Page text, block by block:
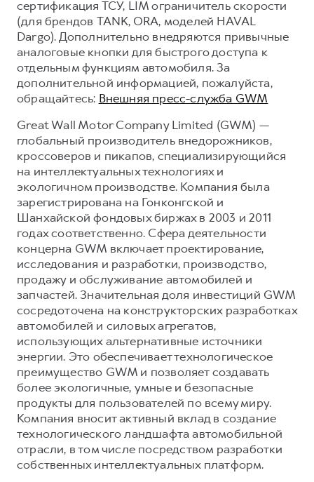
сертификация ТСУ, LIM ограничитель скорости
(для брендов TANK, ORA, моделей HAVAL
Dargo). Дополнительно внедряются привычные
аналоговые кнопки для быстрого доступа к
отдельным функциям автомобиля. За
дополнительной информацией, пожалуйста,
обращайтесь: Внешняя пресс-служба GWM
Great Wall Motor Company Limited (GWM) —
глобальный производитель внедорожников,
кроссоверов и пикапов, специализирующийся
на интеллектуальных технологиях и
экологичном производстве. Компания была
зарегистрирована на Гонконгской и
Шанхайской фондовых биржах в 2003 и 2011
годах соответственно. Сфера деятельности
концерна GWM включает проектирование,
исследования и разработки, производство,
продажу и обслуживание автомобилей и
запчастей. Значительная доля инвестиций GWM
сосредоточена на конструкторских разработках
автомобилей и силовых агрегатов,
использующих альтернативные источники
энергии. Это обеспечивает технологическое
преимущество GWM и позволяет создавать
более экологичные, умные и безопасные
продукты для пользователей по всему миру.
Компания вносит активный вклад в создание
технологического ландшафта автомобильной
отрасли, в том числе посредством разработки
собственных интеллектуальных платформ.